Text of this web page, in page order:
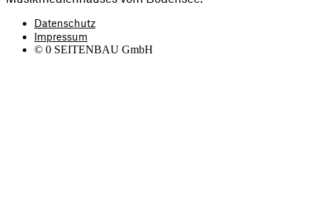
Datenschutz
Impressum
© 0 SEITENBAU GmbH